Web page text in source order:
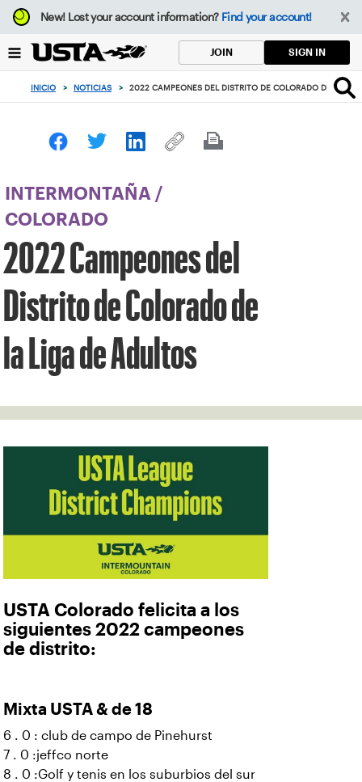
Enfoque
desde
botón
volver
principio
New!Lost your account information? Find your account!
JOIN SIGN IN
INICIO > NOTICIAS > 2022 CAMPEONES DEL DISTRITO DE COLORADO DE LA
INTERMONTAÑA /
COLORADO
2022 Campeones del
Distrito de Colorado de
la Liga de Adultos
USTA Colorado felicita a los
siguientes 2022 campeones
de distrito:
Mixta USTA & de 18
6 . 0 : club de campo de Pinehurst
7 . 0 :jeffco norte
8 . 0 :Golf y tenis en los suburbios del sur